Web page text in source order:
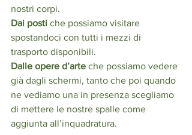
nostri corpi.
Dai posti che possiamo visitare
spostandoci con tutti i mezzi di
trasporto disponibili.
Dalle opere d’arte che possiamo vedere
già dagli schermi, tanto che poi quando
ne vediamo una in presenza scegliamo
di mettere le nostre spalle come
aggiunta all’inquadratura.